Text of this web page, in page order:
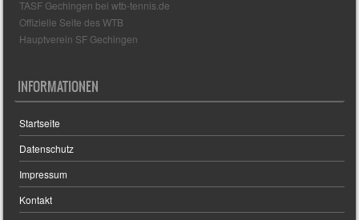
TASF Gechingen bei wtb-tennis.de
Offizielle Seite des WTB
Hauptverein SF Gechingen
INFORMATIONEN
Startseite
Datenschutz
Impressum
Kontakt